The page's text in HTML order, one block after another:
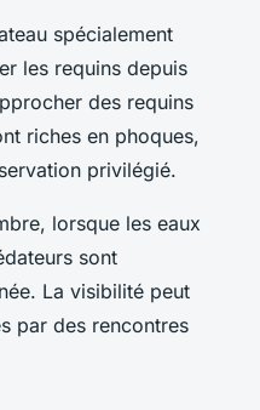
spécialement
les requins depuis
des requins
riches en phoques,
privilégié.
lorsque les eaux
sont
La visibilité peut
par des rencontres